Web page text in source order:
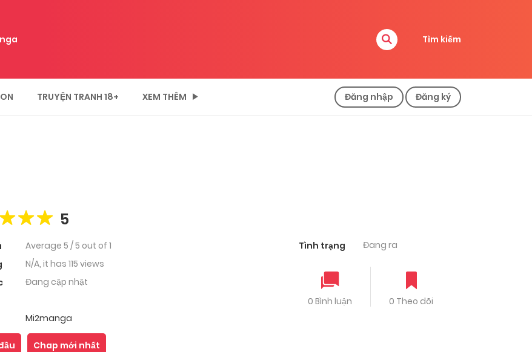
Tìm kiếm
TRUYỆN TRANH 18+ XEM THÊM Đăng nhập Đăng ký
5
Average 5 /5 out of 1
N/A, it has 115 views
Đang cập nhật
Mi2manga
Tình trạng Đang ra
0 Bình luận 0 Theo dõi
Chap mới nhất